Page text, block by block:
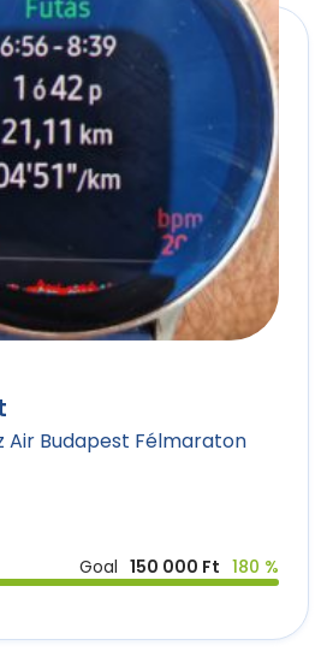
Air Budapest Félmaraton
Goal 150 000 Ft 180 %